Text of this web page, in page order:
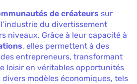
de créateurs sur
du divertissement
niveaux. Grâce à leur capacité à
, elles permettent à des
entrepreneurs, transformant
loisir en véritables opportunités
modèles économiques, tels